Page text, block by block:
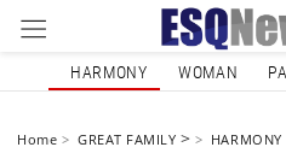
HARMONY WOMAN
Home GREAT FAMILY > HARMONY